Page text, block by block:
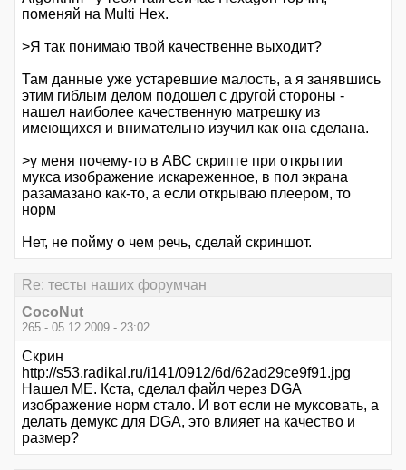
поменяй на Multi Hex.
>Я так понимаю твой качественне выходит?
Там данные уже устаревшие малость, а я занявшись
этим гиблым делом подошел с другой стороны -
нашел наиболее качественную матрешку из
имеющихся и внимательно изучил как она сделана.
>у меня почему-то в АВС скрипте при открытии
мукса изображение искареженное, в пол экрана
разамазано как-то, а если открываю плеером, то
норм
Нет, не пойму о чем речь, сделай скриншот.
Re: тесты наших форумчан
CocoNut
265 - 05.12.2009 - 23:02
Скрин
http://s53.radikal.ru/i141/0912/6d/62ad29ce9f91.jpg
Нашел МЕ. Кста, сделал файл через DGA
изображение норм стало. И вот если не муксовать, а
делать демукс для DGA, это влияет на качество и
размер?